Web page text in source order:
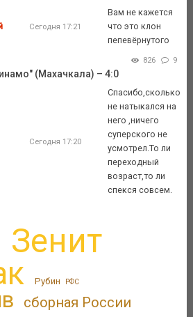
Сегодня 17:21
Вам не кажется
что это клон
пепевёрнутого
826 9
(Махачкала) – 4:0
Сегодня 17:20
Спасибо,сколько
не натыкался на
него ,ничего
суперского не
усмотрел.То ли
переходный
возраст,то ли
спекся совсем.
Зенит
Рубин РФС
сборная России